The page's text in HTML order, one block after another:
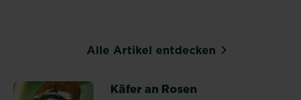
Alle Artikel entdecken
Käfer an Rosen